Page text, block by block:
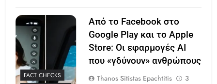
FACT CHECKS
Από το Facebook στο
Google Play και το Apple
Store: Οι εφαρμογές AI
που «γδύνουν» ανθρώπους
Thanos Sitistas Epachtitis
3